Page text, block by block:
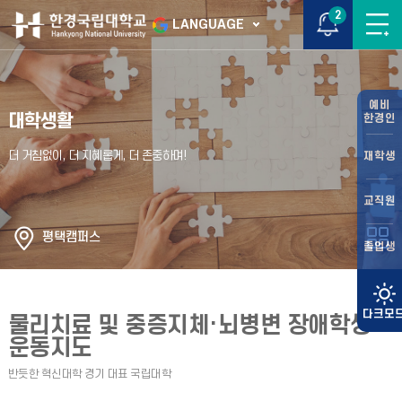
LANGUAGE
2
예비
한경인
재학생
교직원
졸업생
대학생활
평택캠퍼스
물리치료 및 중증지체·뇌병변 장애학생
운동지도